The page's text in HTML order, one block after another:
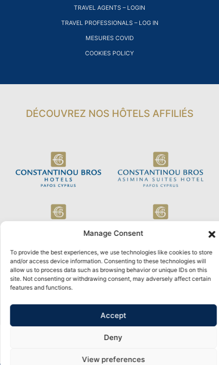
Manage Consent
To provide the best experiences, we use technologies like cookies to store
and/or access device information. Consenting to these technologies will
allow us to process data such as browsing behavior or unique IDs on this
site. Not consenting or withdrawing consent, may adversely affect certain
features and functions.
Accept
Deny
View preferences
TRAVEL AGENTS – LOGIN
TRAVEL PROFESSIONALS – LOG IN
MESURES COVID
COOKIES POLICY
DÉCOUVREZ NOS HÔTELS AFFILIÉS
© 2026 Constantinou Bros Hotels Ltd. All rights reserved.